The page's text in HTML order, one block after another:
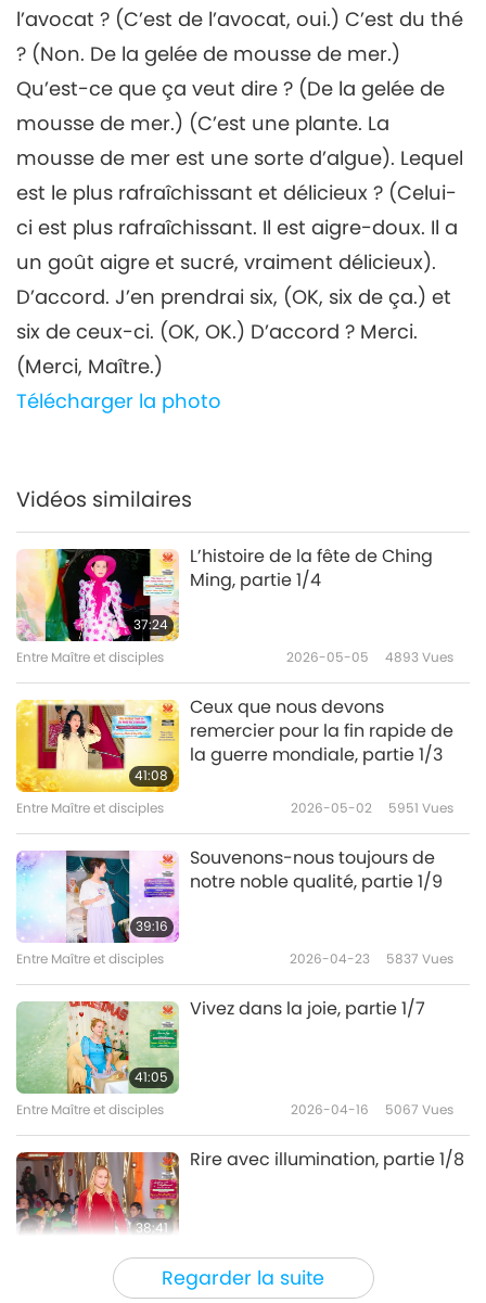
l’avocat ? (C’est de l’avocat, oui.) C’est du thé
? (Non. De la gelée de mousse de mer.)
Qu’est-ce que ça veut dire ? (De la gelée de
mousse de mer.) (C’est une plante. La
mousse de mer est une sorte d’algue). Lequel
est le plus rafraîchissant et délicieux ? (Celui-
ci est plus rafraîchissant. Il est aigre-doux. Il a
un goût aigre et sucré, vraiment délicieux).
D’accord. J’en prendrai six, (OK, six de ça.) et
six de ceux-ci. (OK, OK.) D’accord ? Merci.
(Merci, Maître.)
Télécharger la photo
Regarder la suite
Vidéos similaires
37:24
L’histoire de la fête de Ching
Ming, partie 1/4
Entre Maître et disciples 2026-05-05 4893Vues
41:08
Ceux que nous devons
remercier pour la fin rapide de
la guerre mondiale, partie 1/3
Entre Maître et disciples 2026-05-02 5951 Vues
39:16
Souvenons-nous toujours de
notre noble qualité, partie 1/9
Entre Maître et disciples 2026-04-23 5837 Vues
41:05
Vivez dans la joie, partie 1/7
Entre Maître et disciples 2026-04-16 5067 Vues
38:41
Rire avec illumination, partie 1/8
Entre Maître et disciples 2026-04-08